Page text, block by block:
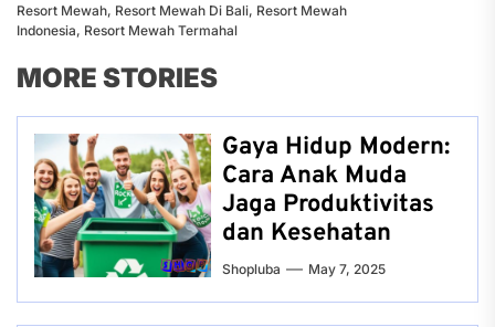
Resort Mewah, Resort Mewah Di Bali, Resort Mewah
Indonesia, Resort Mewah Termahal
MORE STORIES
Gaya Hidup Modern:
Cara Anak Muda
Jaga Produktivitas
dan Kesehatan
Shopluba May 7, 2025